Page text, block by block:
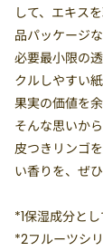
して、エキス
品パッケージ
必要最小限の
クルしやすい
果実の価値を
そんな思いか
皮つきリンゴ
い香りを、ぜ
*1保湿成分とし
*2フルーツシ